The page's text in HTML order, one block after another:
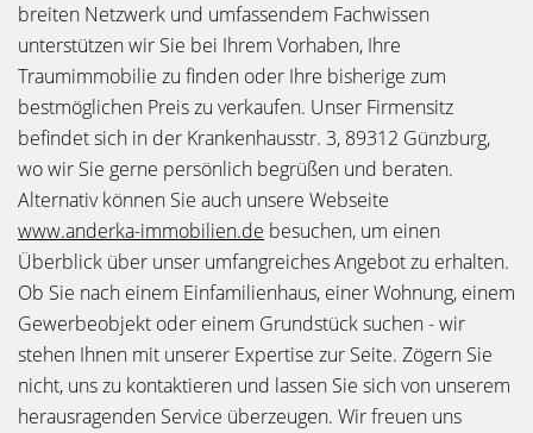
breiten Netzwerk und umfassendem Fachwissen
unterstützen wir Sie bei Ihrem Vorhaben, Ihre
Traumimmobilie zu finden oder Ihre bisherige zum
bestmöglichen Preis zu verkaufen. Unser Firmensitz
befindet sich in der Krankenhausstr. 3, 89312 Günzburg,
wo wir Sie gerne persönlich begrüßen und beraten.
Alternativ können Sie auch unsere Webseite
www.anderka-immobilien.de besuchen, um einen
Überblick über unser umfangreiches Angebot zu erhalten.
Ob Sie nach einem Einfamilienhaus, einer Wohnung, einem
Gewerbeobjekt oder einem Grundstück suchen - wir
stehen Ihnen mit unserer Expertise zur Seite. Zögern Sie
nicht, uns zu kontaktieren und lassen Sie sich von unserem
herausragenden Service überzeugen. Wir freuen uns